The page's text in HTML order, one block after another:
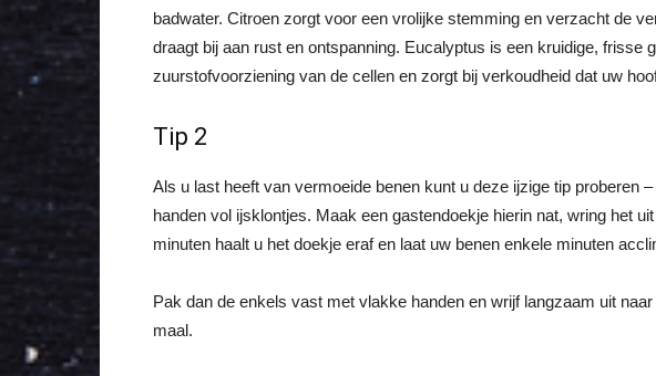
badwater. Citroen zorgt voor een vrolijke stemming en verzacht de
draagt bij aan rust en ontspanning. Eucalyptus is een kruidige, frisse
zuurstofvoorziening van de cellen en zorgt bij verkoudheid dat uw
Tip 2
Als u last heeft van vermoeide benen kunt u deze ijzige tip proberen
handen vol ijsklontjes. Maak een gastendoekje hierin nat, wring het
minuten haalt u het doekje eraf en laat uw benen enkele minuten
Pak dan de enkels vast met vlakke handen en wrijf langzaam uit
maal.